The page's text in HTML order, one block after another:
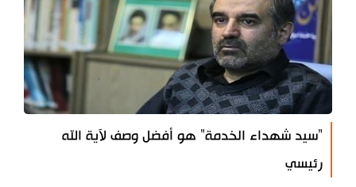
"سيد شهداء الخدمة" هو أفضل وصف لآية الله
رئيسي